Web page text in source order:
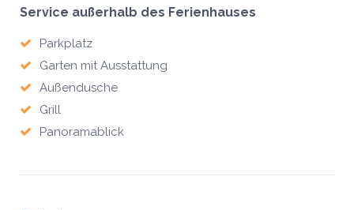
Service außerhalb des Ferienhauses
Parkplatz
Garten mit Ausstattung
Außendusche
Grill
Panoramablick